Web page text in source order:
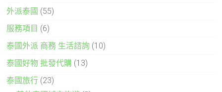
外派泰國 (55)
服務項目 (6)
泰國外派 商務 生活諮詢 (10)
泰國好物 批發代購 (13)
泰國旅行 (23)